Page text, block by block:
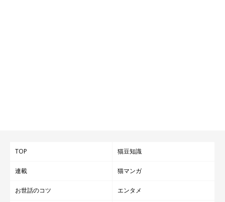
TOP 猫豆知識
連載 猫マンガ
お世話のコツ エンタメ